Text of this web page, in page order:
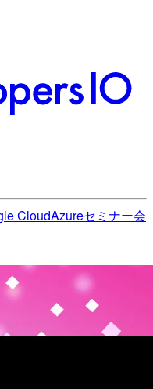
CloudAzureセミナー会